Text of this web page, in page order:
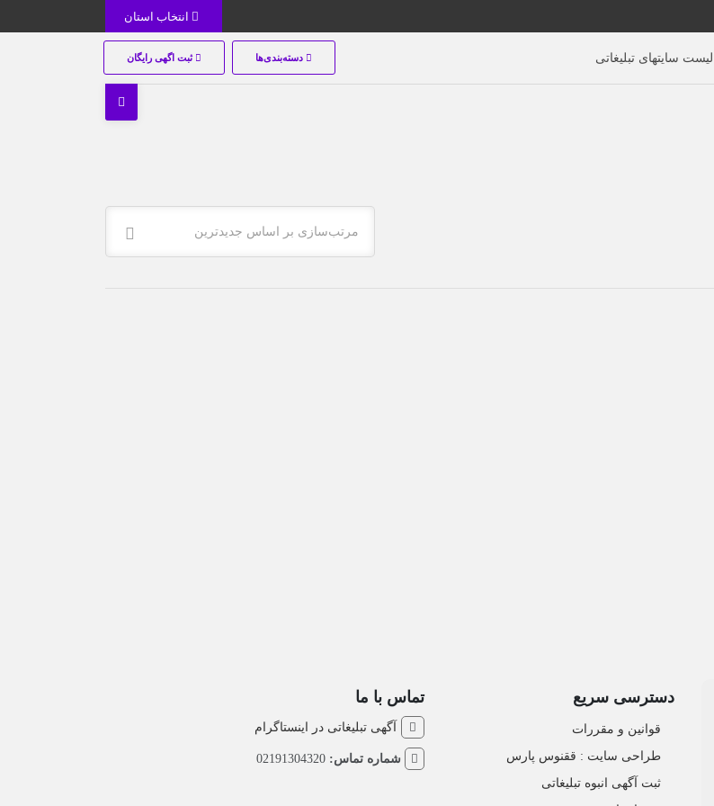
لیست سایتهای تبلیغاتی دسته‌بندی‌ها ثبت اگهی رایگان
مرتب‌سازی بر اساس جدیدترین
دسترسی سریع
قوانین و مقررات
طراحی سایت : ققنوس پارس
ثبت آگهی انبوه تبلیغاتی
تماس با ما
آگهی تبلیغاتی در اینستاگرام
شماره تماس: 02191304320